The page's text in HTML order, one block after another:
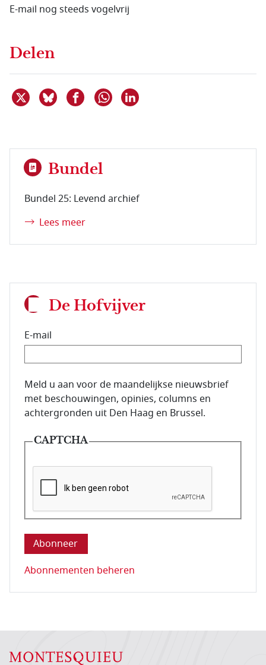
E-mail nog steeds vogelvrij
Delen
Deel dit item op X
Deel dit item op Bluesky
Deel dit item op Facebook
Delen via WhatsApp
Bundel
Bundel 25: Levend archief
Lees meer
De Hofvijver
E-mail
E-mailadres van de abonnee.
Meld u aan voor de maandelijkse nieuwsbrief
met beschouwingen, opinies, columns en
achtergronden uit Den Haag en Brussel.
CAPTCHA
Deze vraag is om te controleren dat u een mens
Abonnementen beheren